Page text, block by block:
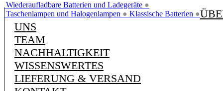
Wiederaufladbare Batterien und Ladegeräte ●
Taschenlampen und Halogenlampen ● Klassische Batterien ●
UNS
TEAM
NACHHALTIGKEIT
WISSENSWERTES
LIEFERUNG & VERSAND